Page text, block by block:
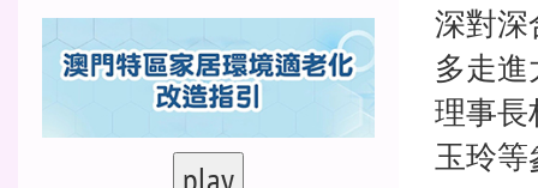
深對深
多走
理事長
玉玲